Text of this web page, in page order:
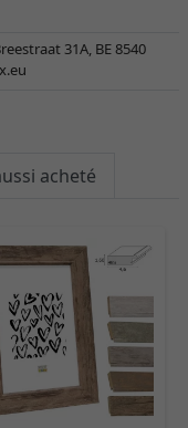
31A, BE 8540
acheté